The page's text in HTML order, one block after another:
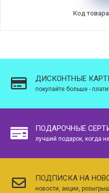
Код
ДИСКОНТНЫЕ
покупайте больше -
ПОДАРОЧНЫЕ
лучший подарок, когда
ПОДПИСКА НА
новости, акции,